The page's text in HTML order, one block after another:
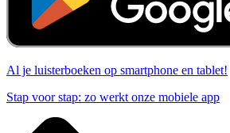
Al je luisterboeken op smartphone en tablet!
Stap voor stap: zo werkt onze mobiele app